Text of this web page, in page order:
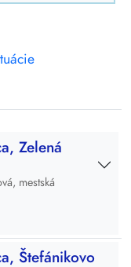
Zelená
Typ stanice: pozaďová, mestská
Štefánikovo